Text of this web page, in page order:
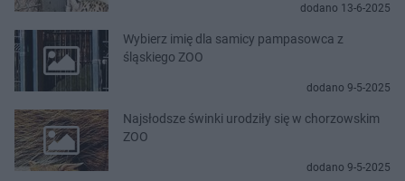
dodano 13-6-2025
Wybierz imię dla samicy pampasowca z
śląskiego ZOO
dodano 9-5-2025
Najsłodsze świnki urodziły się w chorzowskim
ZOO
dodano 9-5-2025